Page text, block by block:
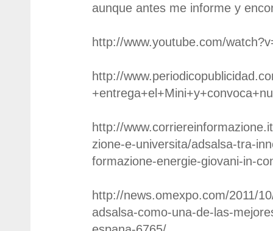
aunque antes me informe y
http://www.youtube.com/
http://
http://
zione-e-universita/adsalsa-tra-
formazione-energie-giovani-in-
http://news.omexpo.com/2011/
adsalsa-como-una-de-las-